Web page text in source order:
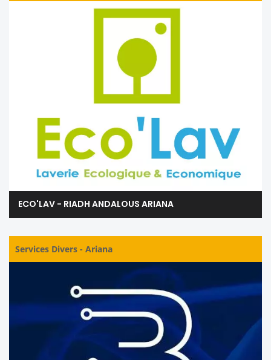
ECO'LAV - RIADH ANDALOUS ARIANA
Services Divers - Ariana